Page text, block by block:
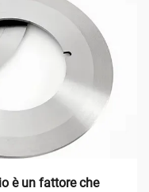
è un fattore che